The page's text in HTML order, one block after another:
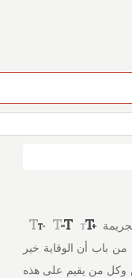
من باب أن الوقاية خير
وكل من يقيم على هذه